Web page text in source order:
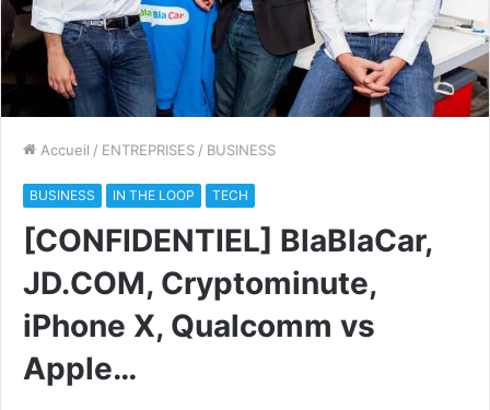
Accueil / ENTREPRISES / BUSINESS
BUSINESS IN THE LOOP TECH
[CONFIDENTIEL] BlaBlaCar,
JD.COM, Cryptominute,
iPhone X, Qualcomm vs
Apple…